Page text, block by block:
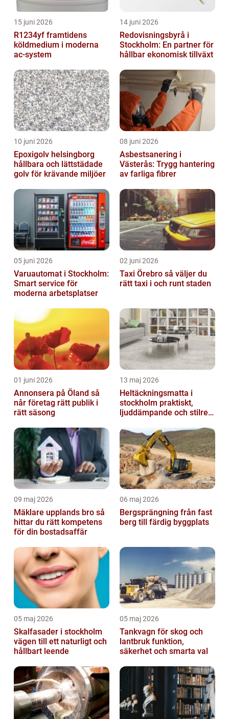
15 juni 2026
R1234yf framtidens
köldmedium i moderna
ac-system
14 juni 2026
Redovisningsbyrå i
Stockholm: En partner för
hållbar ekonomisk tillväxt
10 juni 2026
Epoxigolv helsingborg
hållbara och lättstädade
golv för krävande miljöer
08 juni 2026
Asbestsanering i
Västerås: Trygg hantering
av farliga fibrer
05 juni 2026
Varuautomat i Stockholm:
Smart service för
moderna arbetsplatser
02 juni 2026
Taxi Örebro så väljer du
rätt taxi i och runt staden
01 juni 2026
Annonsera på Öland så
når företag rätt publik i
rätt säsong
13 maj 2026
Heltäckningsmatta i
stockholm praktiskt,
ljuddämpande och stilrent
09 maj 2026
Mäklare upplands bro så
hittar du rätt kompetens
för din bostadsaffär
06 maj 2026
Bergsprängning från fast
berg till färdig byggplats
05 maj 2026
Skalfasader i stockholm
vägen till ett naturligt och
hållbart leende
05 maj 2026
Tankvagn för skog och
lantbruk funktion,
säkerhet och smarta val